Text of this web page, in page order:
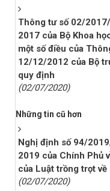
Thông tư số 02/
2017 của Bộ Khoa
một số điều của
12/12/2012 của Bộ
quy định
(02/07/2020)
Những tin cũ hơn
Nghị định số 94/
2019 của Chính Phủ
của Luật trồng trọt
(02/07/2020)